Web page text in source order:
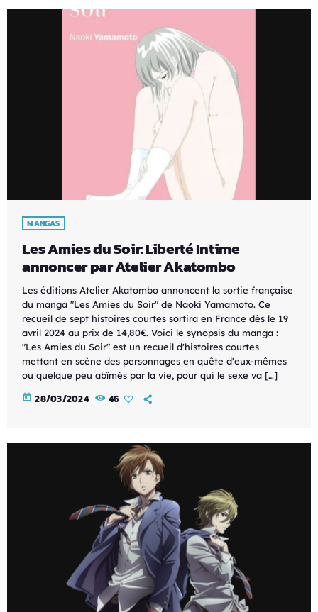
MANGAS
Les Amies du Soir: Liberté Intime
annoncer par Atelier Akatombo
Les éditions Atelier Akatombo annoncent la sortie française
du manga "Les Amies du Soir" de Naoki Yamamoto. Ce
recueil de sept histoires courtes sortira en France dès le 19
avril 2024 au prix de 14,80€. Voici le synopsis du manga :
"Les Amies du Soir" est un recueil d'histoires courtes
mettant en scène des personnages en quête d'eux-mêmes
ou quelque peu abîmés par la vie, pour qui le sexe va […]
today 28/03/2024 46